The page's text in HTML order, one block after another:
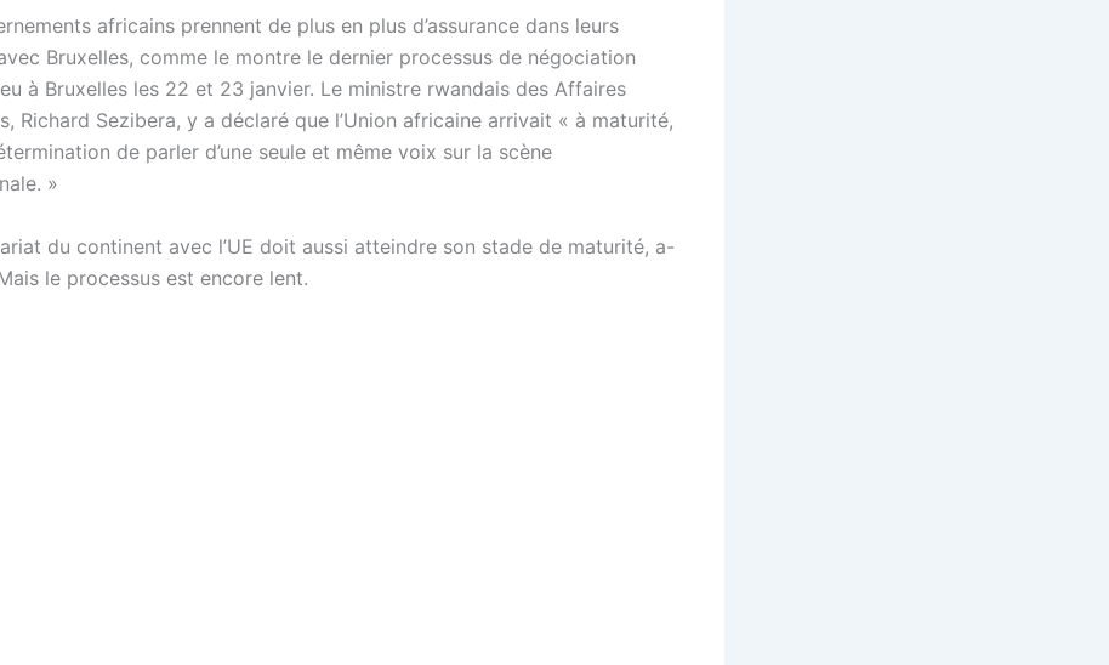
africains prennent de plus en plus d’assurance dans leurs
Bruxelles, comme le montre le dernier processus de négociation
à Bruxelles les 22 et 23 janvier. Le ministre rwandais des Affaires
Richard Sezibera, y a déclaré que l’Union africaine arrivait « à maturité,
de parler d’une seule et même voix sur la scène
»
du continent avec l’UE doit aussi atteindre son stade de maturité, a-
le processus est encore lent.